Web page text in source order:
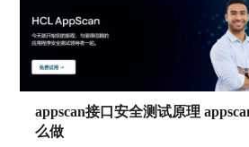
2.配置扫描
appscan接口安全测试原理
么做